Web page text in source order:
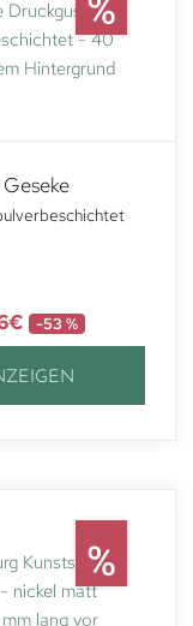
€ -53 %